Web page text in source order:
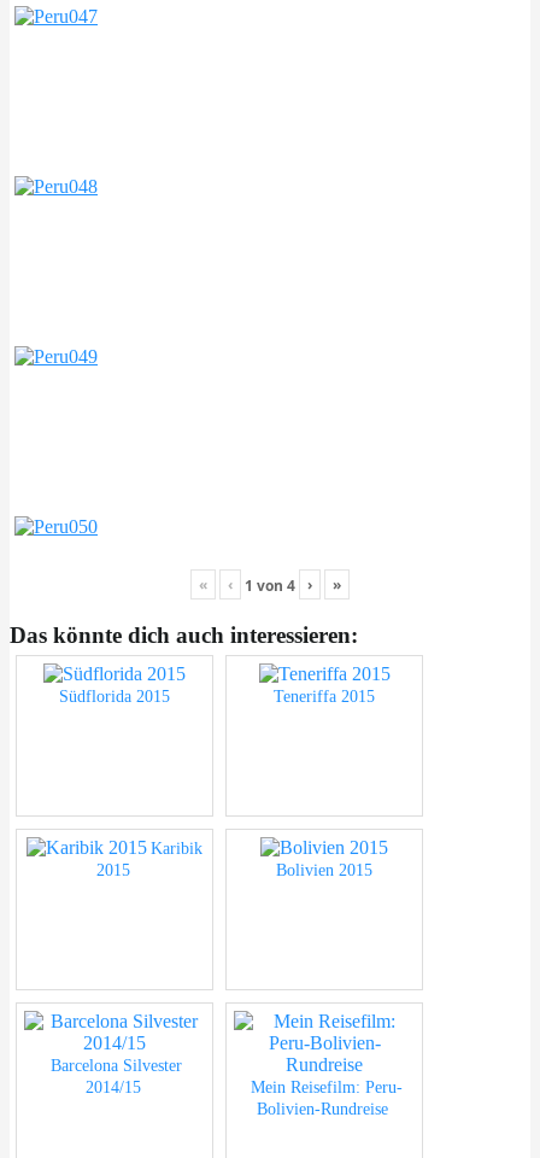
« ‹ 1 von 4 › »
Das könnte dich auch interessieren:
Südflorida 2015 Teneriffa 2015
Karibik
2015
Bolivien 2015
Barcelona Silvester
2014/15
Mein Reisefilm: Peru-
Bolivien-Rundreise